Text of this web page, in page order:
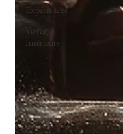
Expériences
Voyages
Intérieurs